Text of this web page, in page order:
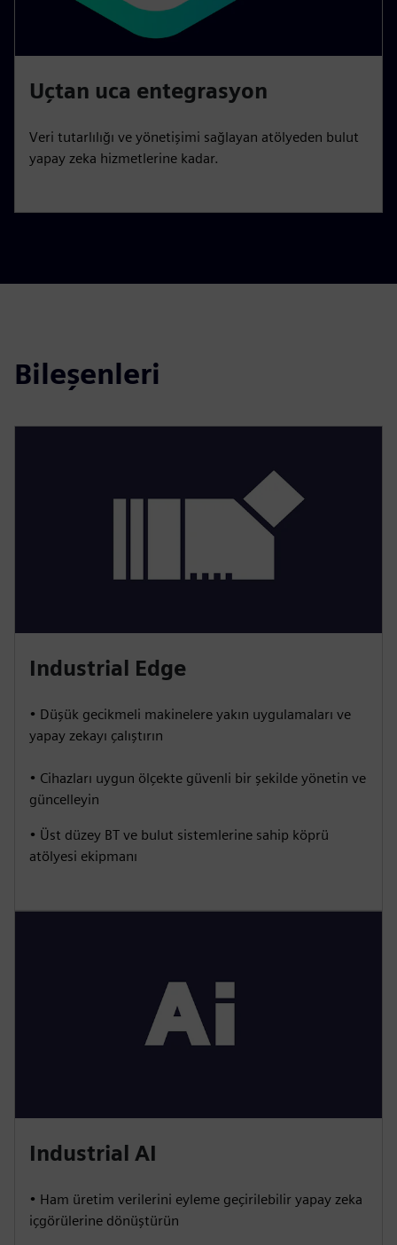
Uçtan uca entegrasyon
Veri tutarlılığı ve yönetişimi sağlayan atölyeden bulut
yapay zeka hizmetlerine kadar.
Bileşenleri
Industrial Edge
• Düşük gecikmeli makinelere yakın uygulamaları ve
yapay zekayı çalıştırın
• Cihazları uygun ölçekte güvenli bir şekilde yönetin ve
güncelleyin
• Üst düzey BT ve bulut sistemlerine sahip köprü
atölyesi ekipmanı
Industrial AI
• Ham üretim verilerini eyleme geçirilebilir yapay zeka
içgörülerine dönüştürün